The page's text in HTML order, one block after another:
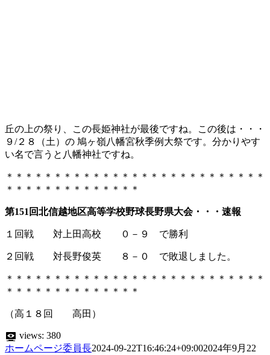
丘の上の祭り、この長姫神社が最後ですね。この後は・・・
９/２８（土）の 鳩ヶ嶺八幡宮秋季例大祭です。分かりやす
い名で言うと八幡神社ですね。
＊＊＊＊＊＊＊＊＊＊＊＊＊＊＊＊＊＊＊＊＊＊＊＊＊＊＊
＊＊＊＊＊＊＊＊＊＊＊＊＊＊
第151回北信越地区高等学校野球長野県大会・・・速報
１回戦 対上田高校 ０－９ で勝利
２回戦 対長野俊英 ８－０ で敗退しました。
＊＊＊＊＊＊＊＊＊＊＊＊＊＊＊＊＊＊＊＊＊＊＊＊＊＊＊
＊＊＊＊＊＊＊＊＊＊＊＊＊＊
（高１８回 高田）
views: 380
ホームページ委員長2024-09-22T16:46:24+09:002024年9月22